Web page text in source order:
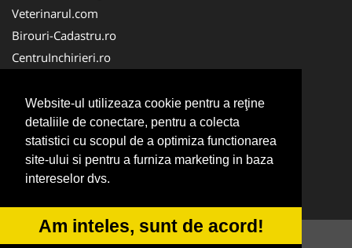
Website-ul utilizeaza cookie pentru a reţine
detaliile de conectare, pentru a colecta
statistici cu scopul de a optimiza functionarea
site-ului si pentru a furniza marketing in baza
intereselor dvs.
Am inteles, sunt de acord!
Veterinarul.com
Birouri-Cadastru.ro
CentruInchirieri.ro
Servicii-DDD.com
Alpinist-Utilitar.com
FirmaTractariAuto.ro
NonStopDeschis.ro